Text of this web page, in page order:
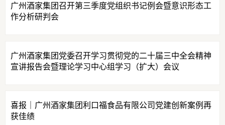
广州酒家集团召开第三季度党组织书记例会暨意识形态工
作分析研判会
广州酒家集团党委召开学习贯彻党的二十届三中全会精神
宣讲报告会暨理论学习中心组学习（扩大）会议
喜报｜广州酒家集团利口福食品有限公司党建创新案例再
获佳绩